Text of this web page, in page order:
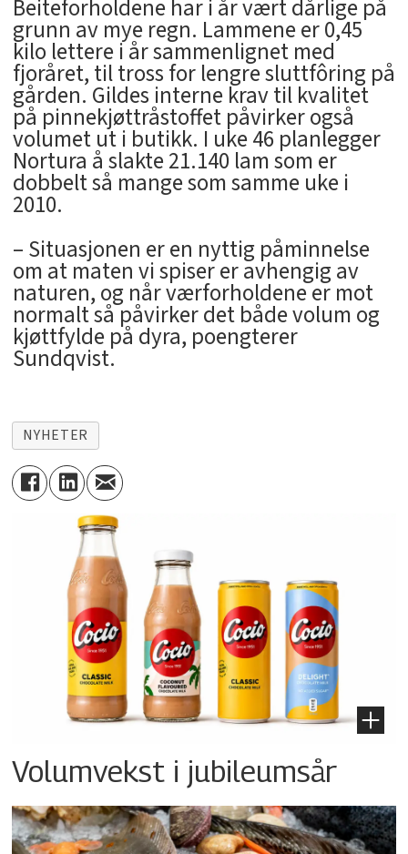
Beiteforholdene har i år vært dårlige på
grunn av mye regn. Lammene er 0,45
kilo lettere i år sammenlignet med
fjoråret, til tross for lengre sluttfôring på
gården. Gildes interne krav til kvalitet
på pinnekjøttråstoffet påvirker også
volumet ut i butikk. I uke 46 planlegger
Nortura å slakte 21.140 lam som er
dobbelt så mange som samme uke i
2010.
– Situasjonen er en nyttig påminnelse
om at maten vi spiser er avhengig av
naturen, og når værforholdene er mot
normalt så påvirker det både volum og
kjøttfylde på dyra, poengterer
Sundqvist.
NYHETER
Volumvekst i jubileumsår